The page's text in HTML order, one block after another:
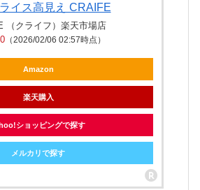
イス高見え CRAIFE
（クライフ）楽天市場店
（2026/02/06 02:57時点）
Amazon
楽天購入
ショッピングで探す
メルカリで探す